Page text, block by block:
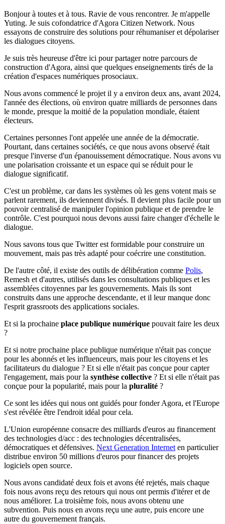
Bonjour à toutes et à tous. Ravie de vous rencontrer. Je m'appelle
Yuting. Je suis cofondatrice d'Agora Citizen Network. Nous
essayons de construire des solutions pour réhumaniser et dépolariser
les dialogues citoyens.
Je suis très heureuse d'être ici pour partager notre parcours de
construction d'Agora, ainsi que quelques enseignements tirés de la
création d'espaces numériques prosociaux.
Nous avons commencé le projet il y a environ deux ans, avant 2024,
l'année des élections, où environ quatre milliards de personnes dans
le monde, presque la moitié de la population mondiale, étaient
électeurs.
Certaines personnes l'ont appelée une année de la démocratie.
Pourtant, dans certaines sociétés, ce que nous avons observé était
presque l'inverse d'un épanouissement démocratique. Nous avons vu
une polarisation croissante et un espace qui se réduit pour le
dialogue significatif.
C'est un problème, car dans les systèmes où les gens votent mais se
parlent rarement, ils deviennent divisés. Il devient plus facile pour un
pouvoir centralisé de manipuler l'opinion publique et de prendre le
contrôle. C'est pourquoi nous devons aussi faire changer d'échelle le
dialogue.
Nous savons tous que Twitter est formidable pour construire un
mouvement, mais pas très adapté pour coécrire une constitution.
De l'autre côté, il existe des outils de délibération comme Polis,
Remesh et d'autres, utilisés dans les consultations publiques et les
assemblées citoyennes par les gouvernements. Mais ils sont
construits dans une approche descendante, et il leur manque donc
l'esprit grassroots des applications sociales.
Et si la prochaine place publique numérique pouvait faire les deux
?
Et si notre prochaine place publique numérique n'était pas conçue
pour les abonnés et les influenceurs, mais pour les citoyens et les
facilitateurs du dialogue ? Et si elle n'était pas conçue pour capter
l'engagement, mais pour la synthèse collective ? Et si elle n'était pas
conçue pour la popularité, mais pour la pluralité ?
Ce sont les idées qui nous ont guidés pour fonder Agora, et l'Europe
s'est révélée être l'endroit idéal pour cela.
L'Union européenne consacre des milliards d'euros au financement
des technologies d/acc : des technologies décentralisées,
démocratiques et défensives. Next Generation Internet en particulier
distribue environ 50 millions d'euros pour financer des projets
logiciels open source.
Nous avons candidaté deux fois et avons été rejetés, mais chaque
fois nous avons reçu des retours qui nous ont permis d'itérer et de
nous améliorer. La troisième fois, nous avons obtenu une
subvention. Puis nous en avons reçu une autre, puis encore une
autre du gouvernement français.